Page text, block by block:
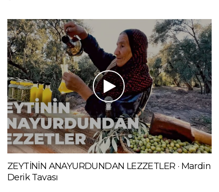
ZEYTİNİN ANAYURDUNDAN LEZZETLER · Mardin
Derik Tavası